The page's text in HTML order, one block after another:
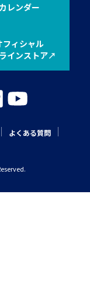
カレンダー
フィシャル
インストア
よくある質問